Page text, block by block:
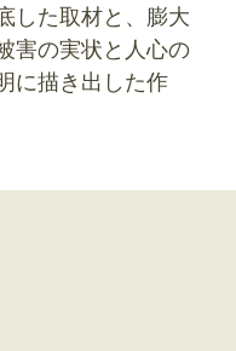
した取材と、膨大
害の実状と人心の
に描き出した作